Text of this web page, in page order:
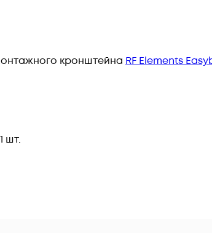
кронштейна RF Elements
1 шт.